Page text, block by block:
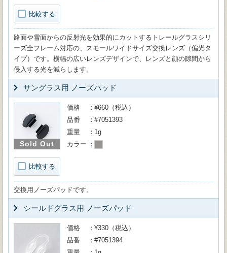
比較する
路面や雪面からの反射光を効果的にカットするトレールグラスシリ
ーズ全フレーム対応の、スモールワイドサイズ交換レンズ（偏光タ
イプ）です。横幅の広いレンズデザインで、レンズと顔の隙間から
侵入する光を減らします。
サングラス用 ノーズパッド
Sold Out
比較する
価格
¥660（税込）
品番
#7051393
重量
1g
カラー
交換用ノーズパッドです。
シールドグラス用 ノーズパッド
価格
¥330（税込）
品番
#7051394